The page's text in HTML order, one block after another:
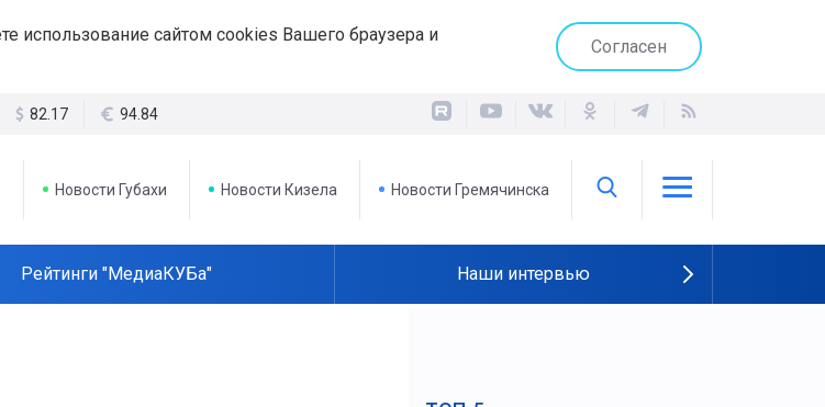
использование сайтом cookies Вашего браузера и
Согласен
82.17 94.84
Новости Губахи Новости Кизела Новости Гремячинска
Рейтинги "МедиаКУБа" Наши интервью